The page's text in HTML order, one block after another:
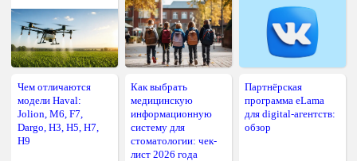
Чем отличаются
модели Haval:
Jolion, M6, F7,
Dargo, H3, H5, H7,
H9
Как выбрать
медицинскую
информационную
систему для
стоматологии: чек-
лист 2026 года
Партнёрская
программа eLama
для digital-агентств:
обзор